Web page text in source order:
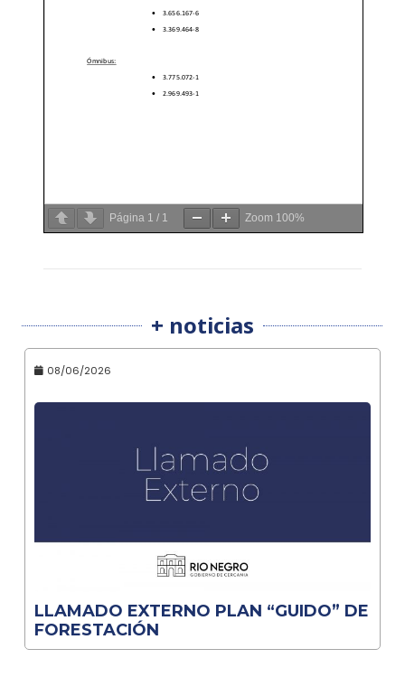
Página 1 / 1 Zoom 100%
+ noticias
08/06/2026
LLAMADO EXTERNO PLAN “GUIDO” DE
FORESTACIÓN